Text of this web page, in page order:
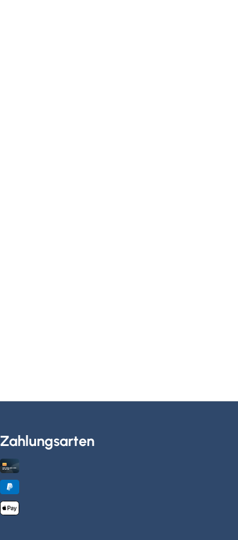
Zahlungsarten